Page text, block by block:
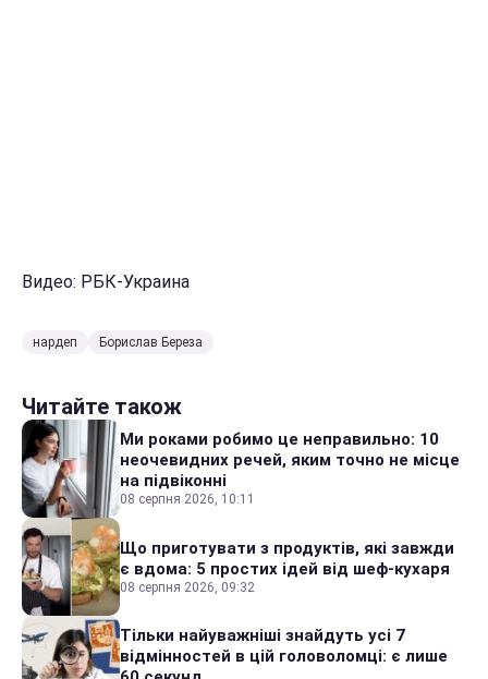
Видео: РБК-Украина
нардеп Борислав Береза
Читайте також
Ми роками робимо це неправильно: 10
неочевидних речей, яким точно не місце
на підвіконні
08 серпня 2026, 10:11
Що приготувати з продуктів, які завжди
є вдома: 5 простих ідей від шеф-кухаря
08 серпня 2026, 09:32
Тільки найуважніші знайдуть усі 7
відмінностей в цій головоломці: є лише